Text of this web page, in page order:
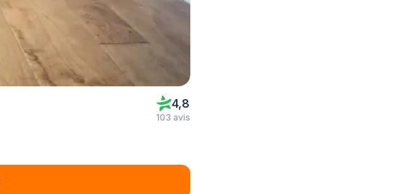
4,8
103 avis